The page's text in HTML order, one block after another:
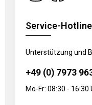
Service-Hotline
Unterstützung und
+49 (0) 7973
Mo-Fr: 08:30 - 16:30